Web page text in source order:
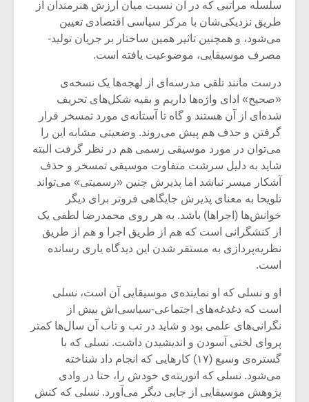
سلسله مراتبی که در آن نسبت میان ارزش هنرمندان از
طریق نزدیکی‌شان با مرکز سیاسی اقتصادی تعیین
می‌شود، و همچنین تاثیر همین ساختار بر جریان تولید-
مصرف موسیقایی، موضوعیت یافته است.
درست مانند تلقی مدرسه‌ای از لهجه‌ها یک نسخه‌ی
«صحیح» ادای واژه‌ها داریم و بقیه شکل‌های تحریف
شده‌ای از آن هستند و گاه تا آستانه‌ی مورد تمسخر قرار
گرفتن و حذف هم پیش می‌روند. وضعیتی مشابه این را
می‌توان در مورد موسیقی رسمی هم در نظر گرفت البته
شاید به دلیل سرشت متفاوت موسیقی تمسخر و حذف
آشکار میسر نباشد اما پذیرش چنین «رسمیتی» می‌تواند
تلویحا به معنای پذیرش جایگاهی فروتر برای دیگر
خوانش‌ها (اجراها) باشد. به هر روی محمدرضا لطفی یک
از کنشگرانی است که هم از طریق اجرا و هم از طریق
نظریه‌پردازی به مستقر شدن این دیدگاه یاری رسانده
است.
او و نسلی که او نماینده‌ی موسیقایی‌ آن است، نسلی
است که دغدغه‌های اجتماعی-سیاسی‌اش بیش از
نگرانی‌های علمی بود و شاید در تب و تاب آن‌ سال‌ها کمتر
پروای لختی آسودن و اندیشیدن داشت. نسلی که با
گستره‌ی وسیع (۱۷) کارهایی که انجام داد شناخته
می‌شود. نسلی که اتوریته‌ی خودش را، حتا در وادی
پژوهش موسیقایی از جایی دیگر می‌آورد. نسلی که کنش